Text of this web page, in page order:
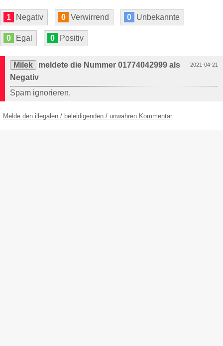
1 Negativ 0 Verwirrend 0 Unbekannte
0 Egal 0 Positiv
2021-04-21
Milek
meldete die Nummer 01774042999 als
Negativ
Spam ignorieren,
Melde den illegalen / beleidigenden / unwahren Kommentar